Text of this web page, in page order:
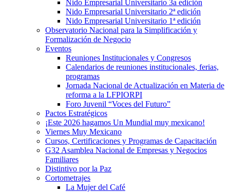
Nido Empresarial Universitario 3a edición
Nido Empresarial Universitario 2ª edición
Nido Empresarial Universitario 1ª edición
Observatorio Nacional para la Simplificación y
Formalización de Negocio
Eventos
Reuniones Institucionales y Congresos
Calendarios de reuniones institucionales, ferias,
programas
Jornada Nacional de Actualización en Materia de
reforma a la LFPIORPI
Foro Juvenil “Voces del Futuro”
Pactos Estratégicos
¡Este 2026 hagamos Un Mundial muy mexicano!
Viernes Muy Mexicano
Cursos, Certificaciones y Programas de Capacitación
G32 Asamblea Nacional de Empresas y Negocios
Familiares
Distintivo por la Paz
Cortometrajes
La Mujer del Café